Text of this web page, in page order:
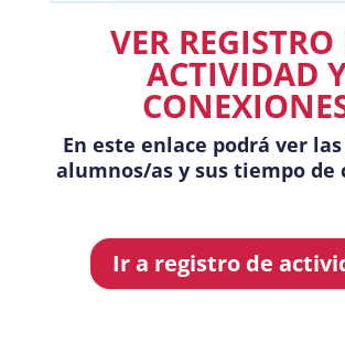
VER REGISTRO
ACTIVIDAD
En este enlace podrá ver
alumnos/as y sustiempo de
Ir a registro de